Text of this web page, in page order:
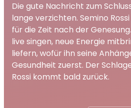
Die gute Nachricht zum
lange verzichten. Semino
für die Zeit nach der
live singen, neue Energie
liefern, wofür ihn seine
Gesundheit zuerst. Der
Rossi kommt bald zurück.